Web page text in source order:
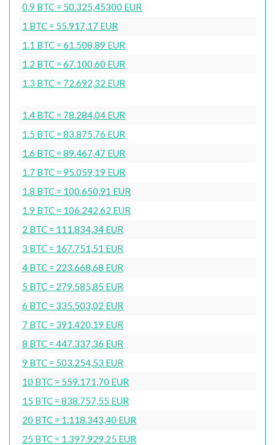
0.9 BTC = 50.325,45300 EUR
1 BTC = 55.917,17 EUR
1.1 BTC = 61.508,89 EUR
1.2 BTC = 67.100,60 EUR
1.3 BTC = 72.692,32 EUR
1.4 BTC = 78.284,04 EUR
1.5 BTC = 83.875,76 EUR
1.6 BTC = 89.467,47 EUR
1.7 BTC = 95.059,19 EUR
1.8 BTC = 100.650,91 EUR
1.9 BTC = 106.242,62 EUR
2 BTC = 111.834,34 EUR
3 BTC = 167.751,51 EUR
4 BTC = 223.668,68 EUR
5 BTC = 279.585,85 EUR
6 BTC = 335.503,02 EUR
7 BTC = 391.420,19 EUR
8 BTC = 447.337,36 EUR
9 BTC = 503.254,53 EUR
10 BTC = 559.171,70 EUR
15 BTC = 838.757,55 EUR
20 BTC = 1.118.343,40 EUR
25 BTC = 1.397.929,25 EUR